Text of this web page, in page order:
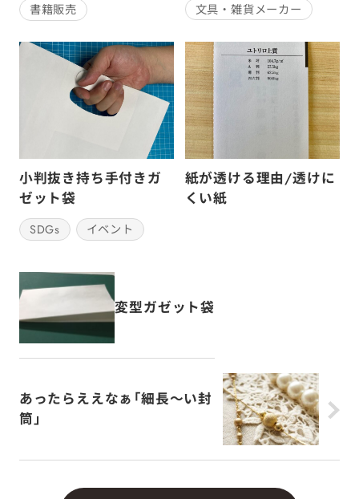
書籍販売
文具・雑貨メーカー
小判抜き持ち手付きガ
ゼット袋
SDGs イベント
紙が透ける理由/透けに
くい紙
変型ガゼット袋
あったらええなぁ「細長～い封
筒」